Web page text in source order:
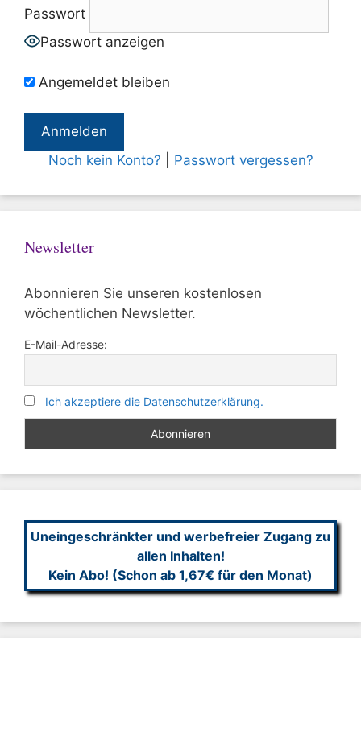
Passwort
Passwort anzeigen
Angemeldet bleiben
Noch kein Konto? Passwort vergessen?
Newsletter
Abonnieren Sie unseren kostenlosen
wöchentlichen Newsletter.
E-Mail-Adresse:
Ich akzeptiere die Datenschutzerklärung.
Uneingeschränkter und werbefreier Zugang zu
allen Inhalten!
Kein Abo! (Schon ab 1,67€ für den Monat)